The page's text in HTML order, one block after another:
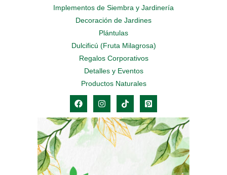
Implementos de Siembra y Jardinería
Decoración de Jardines
Plántulas
Dulcificú (Fruta Milagrosa)
Regalos Corporativos
Detalles y Eventos
Productos Naturales